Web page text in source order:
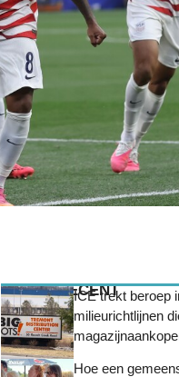
MEEST RECENTICE trekt beroep
milieurichtlijnen
Hoe een